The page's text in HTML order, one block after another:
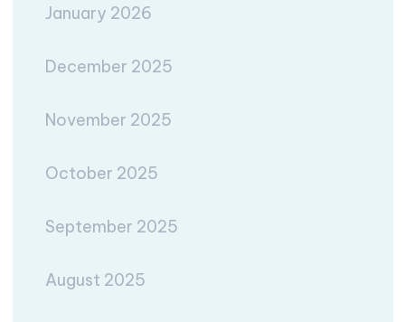
January 2026
December 2025
November 2025
October 2025
September 2025
August 2025